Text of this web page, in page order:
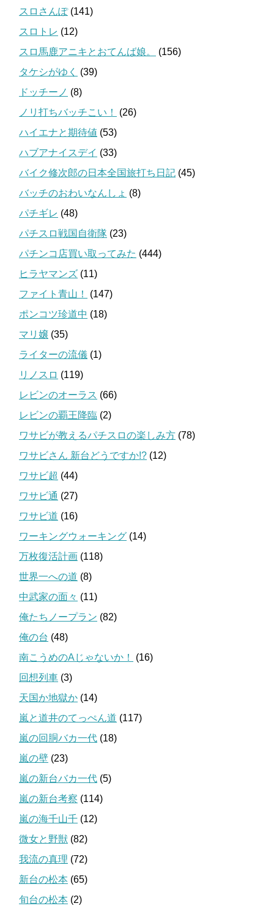
スロさんぽ(141)
スロトレ (12)
スロ馬鹿アニキとおてんば娘。
(156)
タケシがゆく
(39)
ドッチーノ (8)
ノリ打ちバッチこい！
(26)
ハイエナと期待値 (53)
ハブアナイスデイ (33)
バイク修次郎の日本全国旅打ち日記 (45)
バッチのおわいなんしょ (8)
パチギレ (48)
パチスロ戦国自衛隊 (23)
パチンコ店買い取ってみた (444)
ヒラヤマンズ (11)
ファイト青山！
(147)
ポンコツ珍道中 (18)
マリ嬢 (35)
ライターの流儀 (1)
リノスロ (119)
レビンのオーラス (66)
レビンの覇王降臨 (2)
ワサビが教えるパチスロの楽しみ方 (78)
ワサビさん 新台どうですか!? (12)
ワサビ超 (44)
ワサビ通 (27)
ワサビ道 (16)
ワーキングウォーキング (14)
万枚復活計画 (118)
世界一への道 (8)
中武家の面々 (11)
俺たちノープラン (82)
俺の台 (48)
南こうめのAじゃないか！
(16)
回想列車 (3)
天国か地獄か (14)
嵐と道井のてっぺん道 (117)
嵐の回胴バカ一代 (18)
嵐の壁 (23)
嵐の新台バカ一代 (5)
嵐の新台考察 (114)
嵐の海千山千 (12)
微女と野獣 (82)
我流の真理 (72)
新台の松本 (65)
旬台の松本 (2)